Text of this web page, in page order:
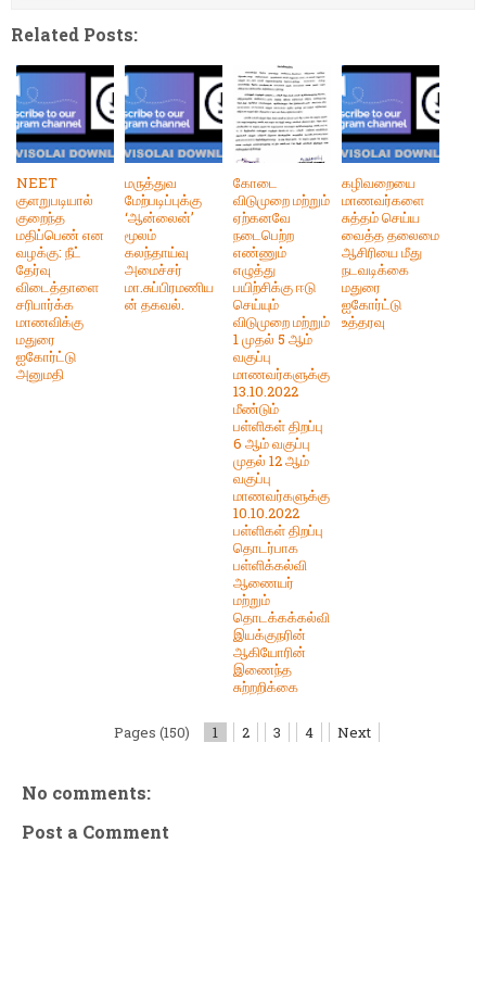
Related Posts:
NEET
குளறுபடியால்
குறைந்த
மதிப்பெண் என
வழக்கு: நீட்
தேர்வு
விடைத்தாளை
சரிபார்க்க
மாணவிக்கு
மதுரை
ஐகோர்ட்டு
அனுமதி
மருத்துவ
மேற்படிப்புக்கு
‘ஆன்லைன்’
மூலம்
கலந்தாய்வு
அமைச்சர்
மா.சுப்பிரமணிய
ன் தகவல்.
கோடை
விடுமுறை மற்றும்
ஏற்கனவே
நடைபெற்ற
எண்ணும்
எழுத்து
பயிற்சிக்கு ஈடு
செய்யும்
விடுமுறை மற்றும்
1 முதல் 5 ஆம்
வகுப்பு
மாணவர்களுக்கு
13.10.2022
மீண்டும்
பள்ளிகள் திறப்பு
6 ஆம் வகுப்பு
முதல் 12 ஆம்
வகுப்பு
மாணவர்களுக்கு
10.10.2022
பள்ளிகள் திறப்பு
தொடர்பாக
பள்ளிக்கல்வி
ஆணையர்
மற்றும்
தொடக்கக்கல்வி
இயக்குநரின்
ஆகியோரின்
இணைந்த
சுற்றறிக்கை
கழிவறையை
மாணவர்களை
சுத்தம் செய்ய
வைத்த தலைமை
ஆசிரியை மீது
நடவடிக்கை
மதுரை
ஐகோர்ட்டு
உத்தரவு
Pages (150) 1 2 3 4 Next
No comments:
Post a Comment